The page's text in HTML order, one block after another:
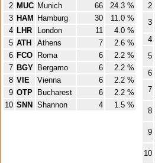
2 MUC Munich 66
24.3 %
3 HAM Hamburg 30
11.0 %
4 LHR London 11
4.0 %
5 ATH Athens 7
2.6 %
6 FCO Roma 6
2.2 %
7 BGY Bergamo 6
2.2 %
8 VIE Vienna 6
2.2 %
9 OTP Bucharest 6
2.2 %
10 SNN Shannon 4 1.5 %
2
3
4
5
6
7
8
9
10